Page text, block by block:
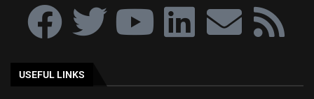
USEFUL LINKS